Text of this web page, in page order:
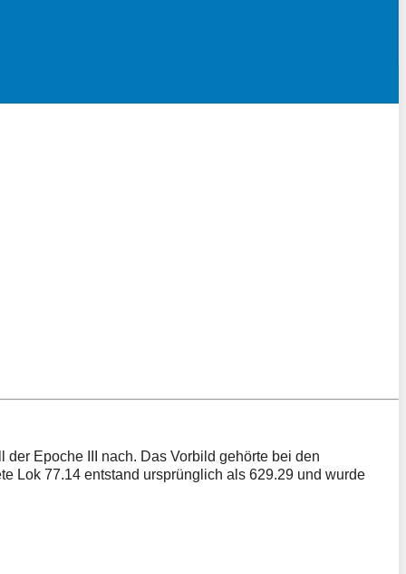
Epoche III nach. Das Vorbild gehörte bei den
Lok 77.14 entstand ursprünglich als 629.29 und wurde